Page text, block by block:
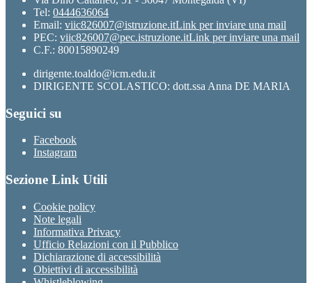
Tel: 0444636064
Email: viic826007@istruzione.itLink per inviare una mail
PEC: viic826007@pec.istruzione.itLink per inviare una mail
C.F.: 80015890249
dirigente.toaldo@icm.edu.it
DIRIGENTE SCOLASTICO: dott.ssa Anna DE MARIA
Seguici su
Facebook
Instagram
Sezione Link Utili
Cookie policy
Note legali
Informativa Privacy
Ufficio Relazioni con il Pubblico
Dichiarazione di accessibilità
Obiettivi di accessibilità